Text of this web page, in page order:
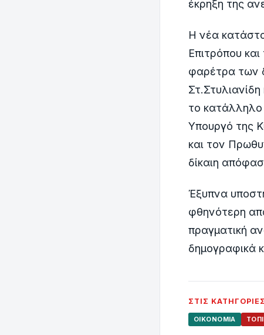
έκρηξη της
Η νέα
Επιτρόπου
φαρέτρα των
το κατάλληλο
Υπουργό της
και τον
δίκαιη
Έξυπνα
φθηνότερη
πραγματική
δημογραφικά
ΣΤΙΣ ΚΑΤΗΓΟΡΊΕΣ
ΟΙΚΟΝΟΜΊΑ